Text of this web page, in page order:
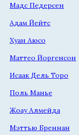
Мадс Педерсен
Адам Йейтс
Хуан Аюсо
Маттео Йоргенсон
Исаак Дель Торо
Поль Манье
Жоау Алмейда
Мэттью Бреннан